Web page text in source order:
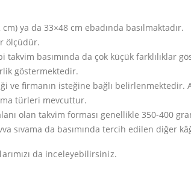
ya da 33×48 cm ebadında basılmaktadır.
ölçüdür.
basımında da çok küçük farklılıklar
göstermektedir.
ve firmanın isteğine bağlı belirlenmektedir.
türleri mevcuttur.
olan takvim forması genellikle 350-400
sıvama da basımında tercih edilen diğer
da inceleyebilirsiniz.
Başarılı
26 Aralık 2019
Kartvizit Ölçüleri ve Kullanılan
Gramajları Nelerdir
Read More